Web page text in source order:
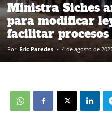
Ministra Siches
para modificar
facilitar procesos
Por Eric Paredes - 4 de agosto de